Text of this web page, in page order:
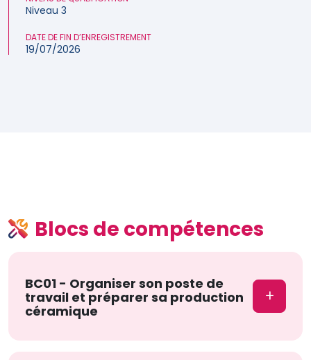
Niveau 3
DATE DE FIN D’ENREGISTREMENT
19/07/2026
Blocs de compétences
BC01 - Organiser son poste de
travail et préparer sa production
céramique